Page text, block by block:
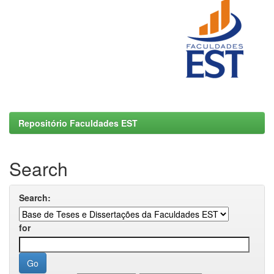
Repositório Faculdades EST
Search
Search:
for